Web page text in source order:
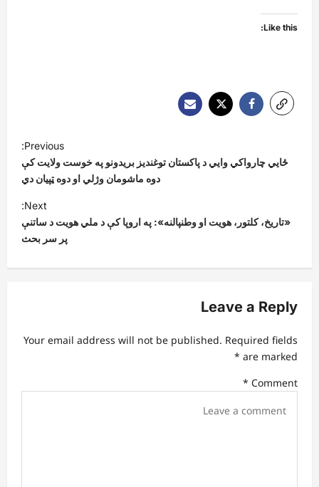
Like this:
n
v
g
a
t
i
Previous:
ځايي چارواکي وايي د پاکستان توغنديز بریدونو په خوست ولایت کې
دوه ماشومان وژلي او دوه ټپيان دي
Next:
«تاریخ، کلتور، هویت او وطنپالنه»: په اروپا کې د ملي هویت د ساتنې
پر سر بحث
Leave a Reply
Your email address will not be published. Required fields
are marked
*
Comment
*